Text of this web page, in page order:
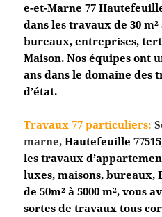
e-et-Marne 77
dans les travaux de 30 m²
bureaux, entreprises,
Maison. Nos équipes ont
ans dans le domaine des
d’état.
Travaux 77 particuliers:
marne,Hautefeuille
les travaux
luxes, maisons, bureaux,
de 50m² à 5000 m², vous
sortes de travaux tous